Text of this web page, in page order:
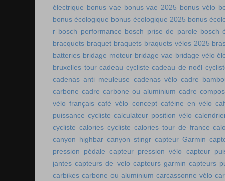
électrique bonus vae bonus vae 2025 bonus vélo
bonus écologique bonus écologique 2025 bonus
r bosch performance bosch prise de parole bosch
bracquets braquet braquets braquets vélos 2025
batteries bridage moteur bridage vae bridage vélo
bruxelles tour cadeau cycliste cadeau de noël
cadenas anti meuleuse cadenas vélo cadre
carbone cadre carbone ou aluminium cadre
vélo français café vélo concept caféine en vélo
puissance cycliste calculateur position vélo
cycliste calories cycliste calories tour de france
canyon highbar canyon stingr capteur Garmin
pression pédale capteur pression vélo
capteur
jantes capteurs de velo capteurs garmin capteurs
carbikes carbone ou aluminium carcassonne vélo